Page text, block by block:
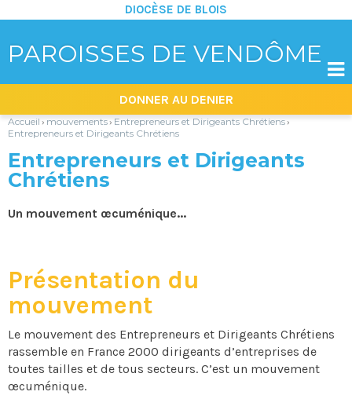
PAROISSES DE VENDÔME
DIOCÈSE DE BLOIS
|
Aller
navigation
DONNER AU DENIER

Accueil › mouvements› Entrepreneurs et Dirigeants Chrétiens›
Entrepreneurs et Dirigeants Chrétiens
Entrepreneurs et Dirigeants
Chrétiens
Un mouvement œcuménique...
Présentation du
mouvement
Le mouvement des Entrepreneurs et Dirigeants Chrétiens
rassemble en France 2000 dirigeants d’entreprises de
toutes tailles et de tous secteurs. C’est un mouvement
œcuménique.